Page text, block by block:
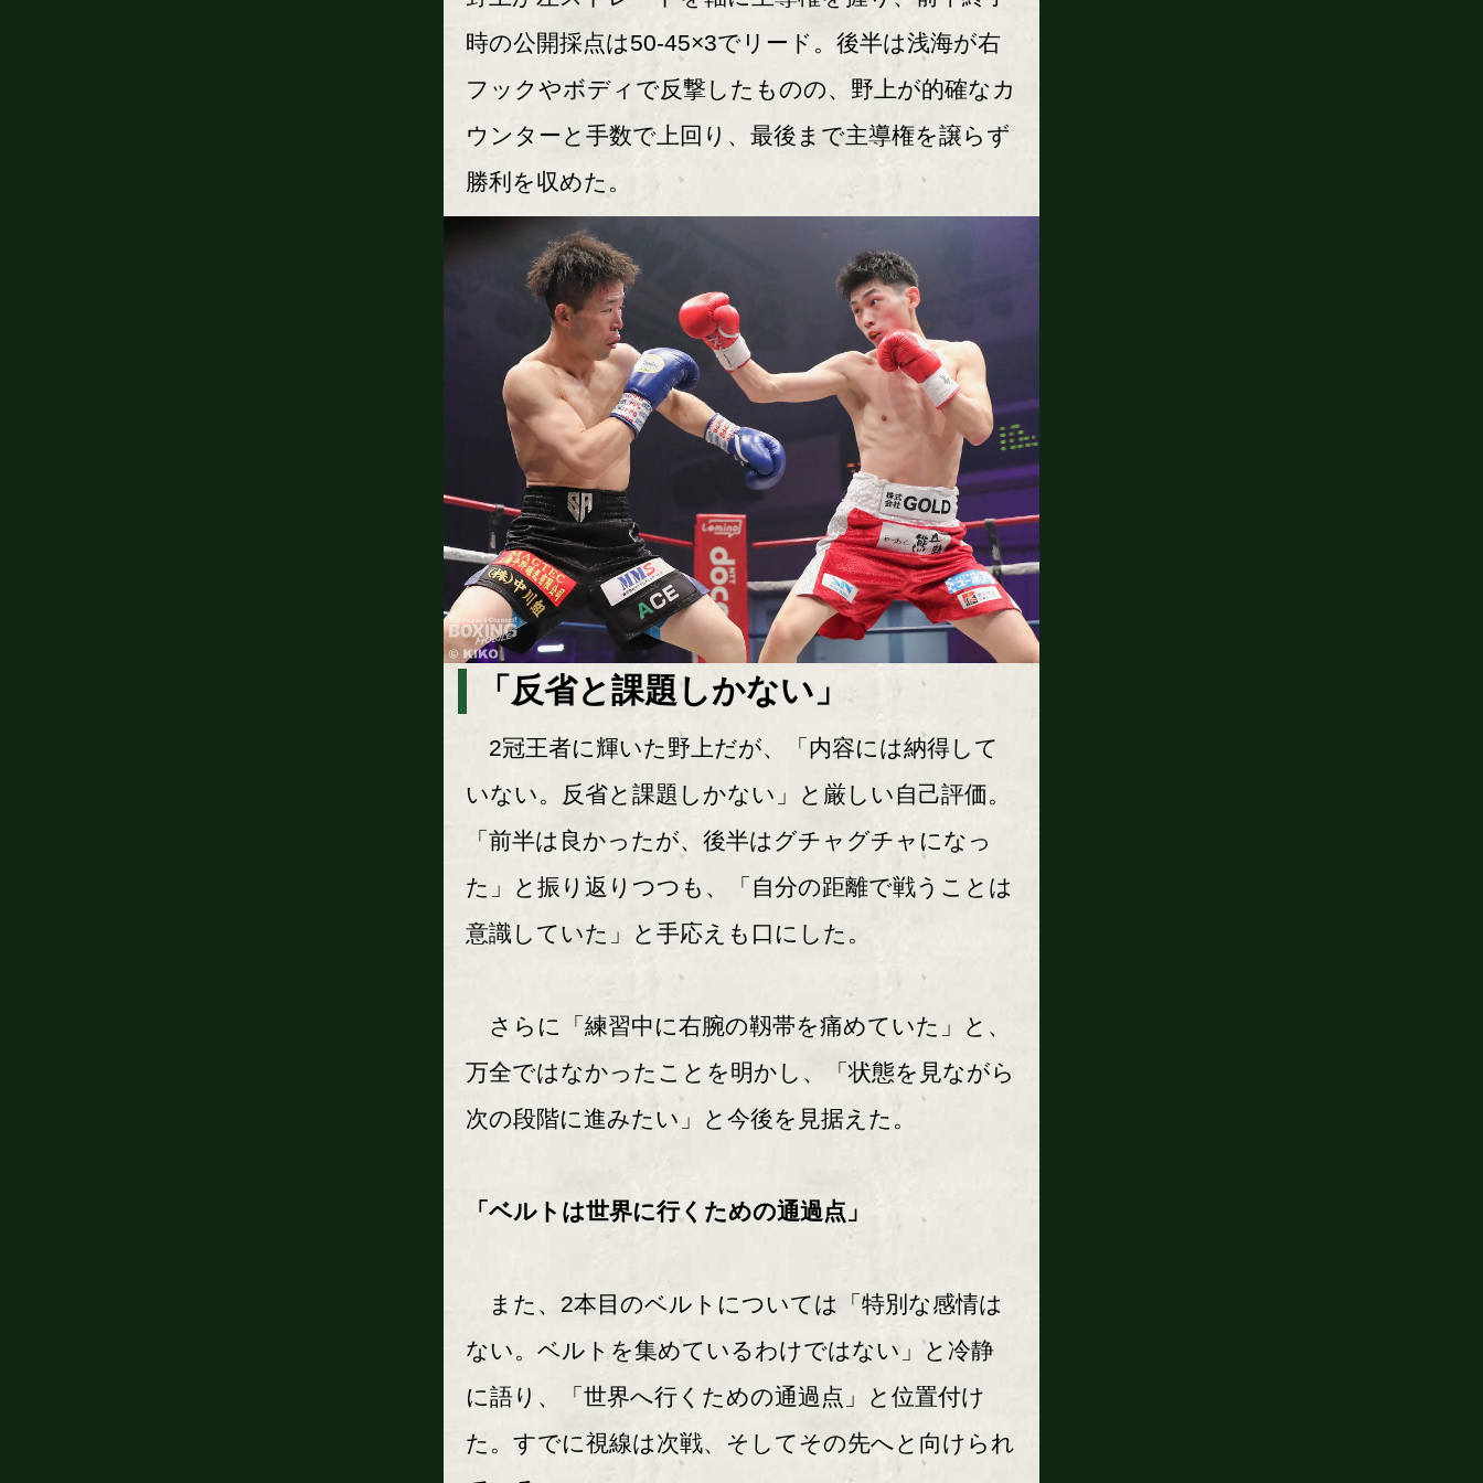
時の公開採点は50-45×3でリード。後半は浅海が右
フックやボディで反撃したものの、野上が的確なカ
ウンターと手数で上回り、最後まで主導権を譲らず
勝利を収めた。
「反省と課題しかない」
2冠王者に輝いた野上だが、「内容には納得して
いない。反省と課題しかない」と厳しい自己評価。
「前半は良かったが、後半はグチャグチャになっ
た」と振り返りつつも、「自分の距離で戦うことは
意識していた」と手応えも口にした。
さらに「練習中に右腕の靱帯を痛めていた」と、
万全ではなかったことを明かし、「状態を見ながら
次の段階に進みたい」と今後を見据えた。
「ベルトは世界に行くための通過点」
また、2本目のベルトについては「特別な感情は
ない。ベルトを集めているわけではない」と冷静
に語り、「世界へ行くための通過点」と位置付け
た。すでに視線は次戦、そしてその先へと向けられ